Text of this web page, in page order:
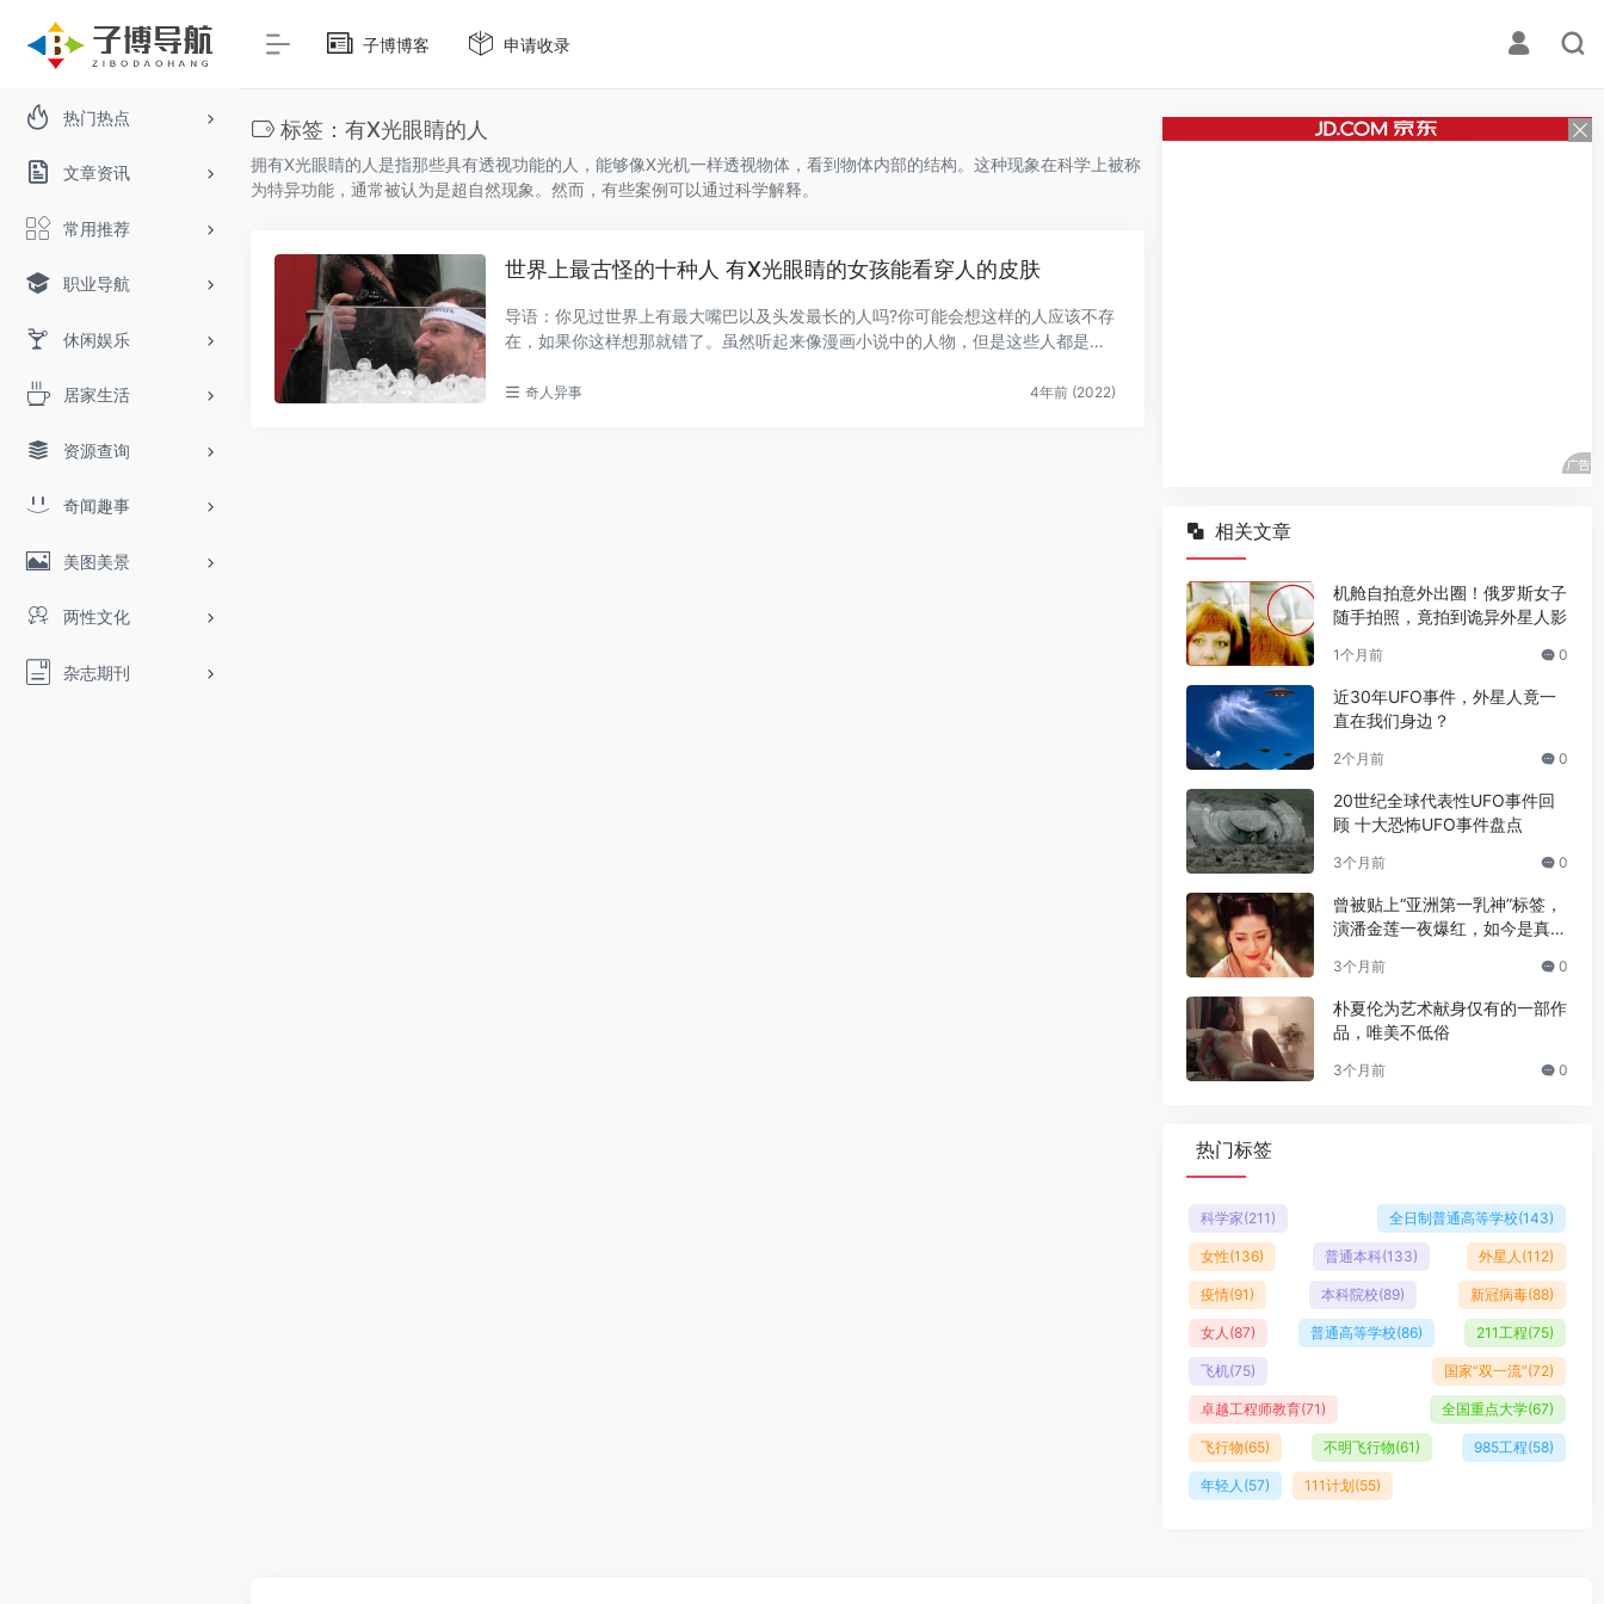
热门热点
文章资讯
常用推荐
职业导航
休闲娱乐
居家生活
资源查询
奇闻趣事
美图美景
两性文化
杂志期刊
子博博客 申请收录
标签：有X光眼睛的人
拥有X光眼睛的人‌是指那些具有透视功能的人，能够像X光机一样透视物体，看到物体内部的结构。这种现象在科学上被称
为‌特异功能‌，通常被认为是超自然现象。然而，有些案例可以通过科学解释。
世界上最古怪的十种人 有X光眼睛的女孩能看穿人的皮肤
导语：你见过世界上有最大嘴巴以及头发最长的人吗?你可能会想这样的人应该不存
在，如果你这样想那就错了。虽然听起来像漫画小说中的人物，但是这些人都是真
奇人异事 4年前 (2022)
相关文章
机舱自拍意外出圈！俄罗斯女子
随手拍照，竟拍到诡异外星人影
1个月前 0
近30年UFO事件，外星人竟一
直在我们身边？
2个月前 0
20世纪全球代表性UFO事件回
顾 十大恐怖UFO事件盘点
3个月前 0
曾被贴上“亚洲第一乳神”标签，
演潘金莲一夜爆红，如今是真的
3个月前 0
朴夏伦为艺术献身仅有的一部作
品，唯美不低俗
3个月前 0
热门标签
科学家(211) 全日制普通高等学校(143)
女性(136) 普通本科(133) 外星人 (112)
疫情(91) 本科院校(89) 新冠病毒(88)
女人 (87) 普通高等学校(86) 211工程(75)
飞机(75) 国家“双一流”(72)
卓越工程师教育(71) 全国重点大学(67)
飞行物(65) 不明飞行物(61) 985工程(58)
年轻人 (57) 111计划(55)